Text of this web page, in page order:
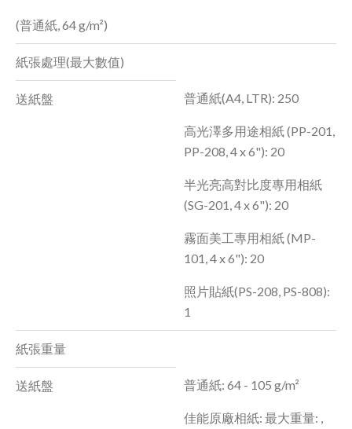
(普通紙, 64 g/m²)
紙張處理(最大數值)
送紙盤 普通紙(A4, LTR): 250
高光澤多用途相紙 (PP-201,
PP-208, 4 x 6"): 20
半光亮高對比度專用相紙
(SG-201, 4 x 6"): 20
霧面美工專用相紙 (MP-
101, 4 x 6"): 20
照片貼紙(PS-208, PS-808):
1
紙張重量
送紙盤 普通紙: 64 - 105 g/m²
佳能原廠相紙: 最大重量: ,